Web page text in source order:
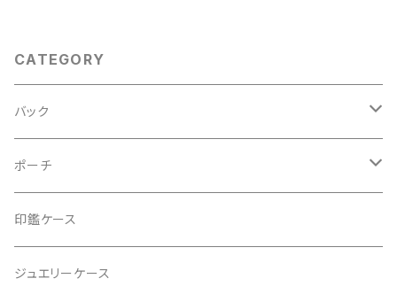
CATEGORY
バック
2Wayクラッチバッグ＆ハンドバッグ
ハンドバッグ・ショルダーバッグ
スマホショルダー、サコッシュ
ポーチ
コロンとした大容量コスメポーチ
ミニポーチ
印鑑ケース
ジュエリーケース